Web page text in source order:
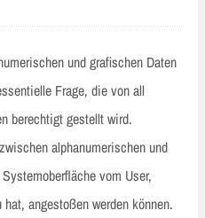
und grafischen Daten
Frage, die von all
berechtigt gestellt wird.
alphanumerischen und
vom User,
angestoßen werden können.